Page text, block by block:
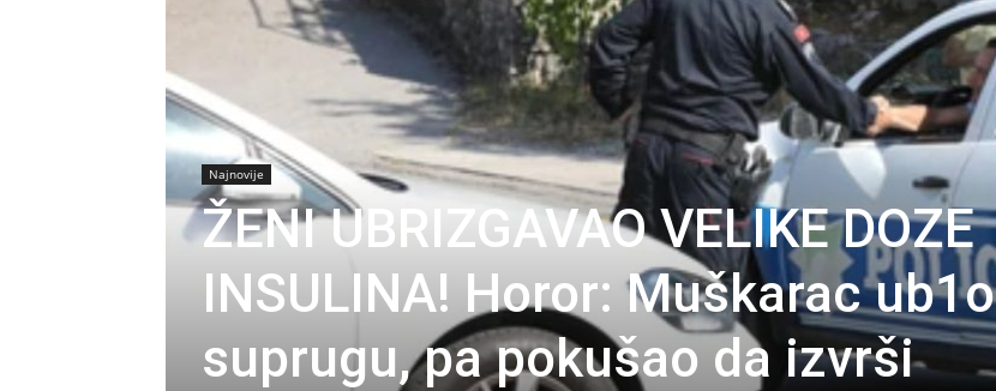
Najnovije
ŽENI UBRIZGAVAO VELIKE DOZE
INSULINA! Horor: Muškarac ub1o
suprugu, pa pokušao da izvrši